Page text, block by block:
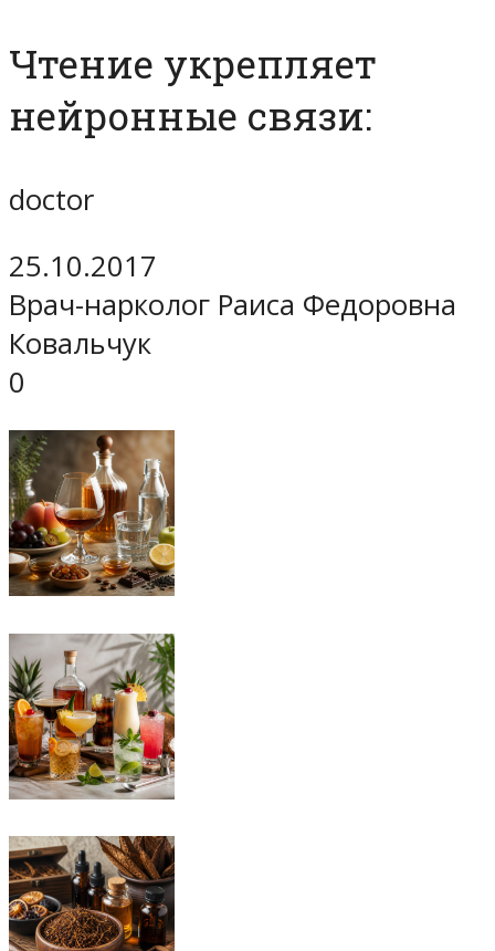
Чтение укрепляет
нейронные связи:
doctor
25.10.2017
Врач-нарколог Раиса Федоровна
Ковальчук
0